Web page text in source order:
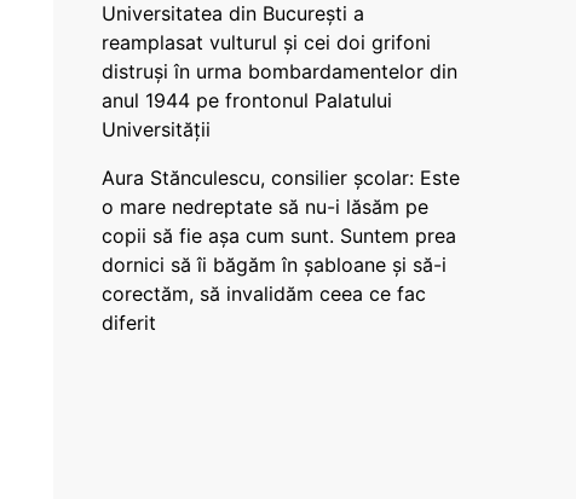
Universitatea din București a
reamplasat vulturul și cei doi grifoni
distruși în urma bombardamentelor din
anul 1944 pe frontonul Palatului
Universității
Aura Stănculescu, consilier școlar: Este
o mare nedreptate să nu-i lăsăm pe
copii să fie așa cum sunt. Suntem prea
dornici să îi băgăm în șabloane și să-i
corectăm, să invalidăm ceea ce fac
diferit